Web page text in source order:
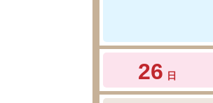
26 日